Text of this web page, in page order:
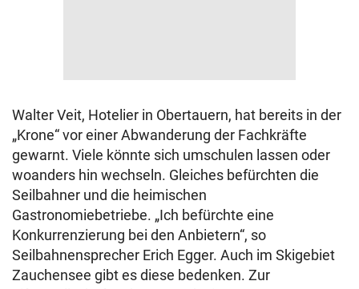
Walter Veit, Hotelier in Obertauern, hat bereits in der
„Krone“ vor einer Abwanderung der Fachkräfte
gewarnt. Viele könnte sich umschulen lassen oder
woanders hin wechseln. Gleiches befürchten die
Seilbahner und die heimischen
Gastronomiebetriebe. „Ich befürchte eine
Konkurrenzierung bei den Anbietern“, so
Seilbahnensprecher Erich Egger. Auch im Skigebiet
Zauchensee gibt es diese bedenken. Zur